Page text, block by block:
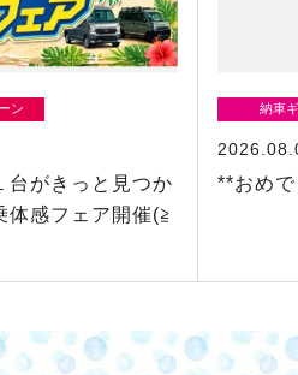
ン
台がきっと見つか
体感フェア開催(≧
納車
**おめ